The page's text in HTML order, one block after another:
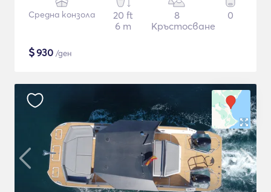
Средна конзола
20 ft
6 m
8
Кръстосване
0
$930 /ден